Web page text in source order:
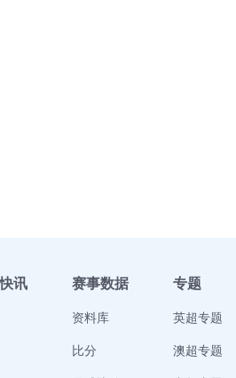
讯 赛事数据
资料库
比分
专题
英超专题
澳超专题